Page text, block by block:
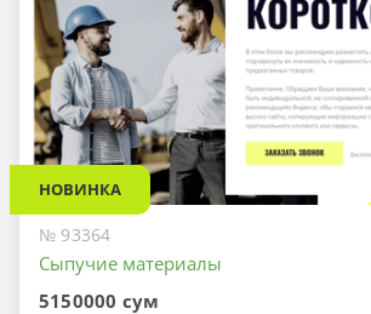
НОВИНКА
№ 93364
Сыпучие материалы
5150000 сум